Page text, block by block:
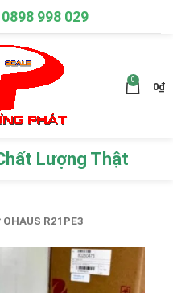
998 029
0
0₫
Lượng Thật
R21PE3